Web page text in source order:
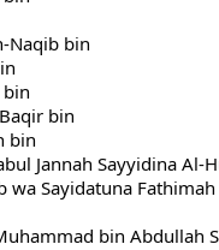
Naqib bin
bin
bin
bin
Jannah Sayyidina Al-
Sayidatuna
bin Abdullah